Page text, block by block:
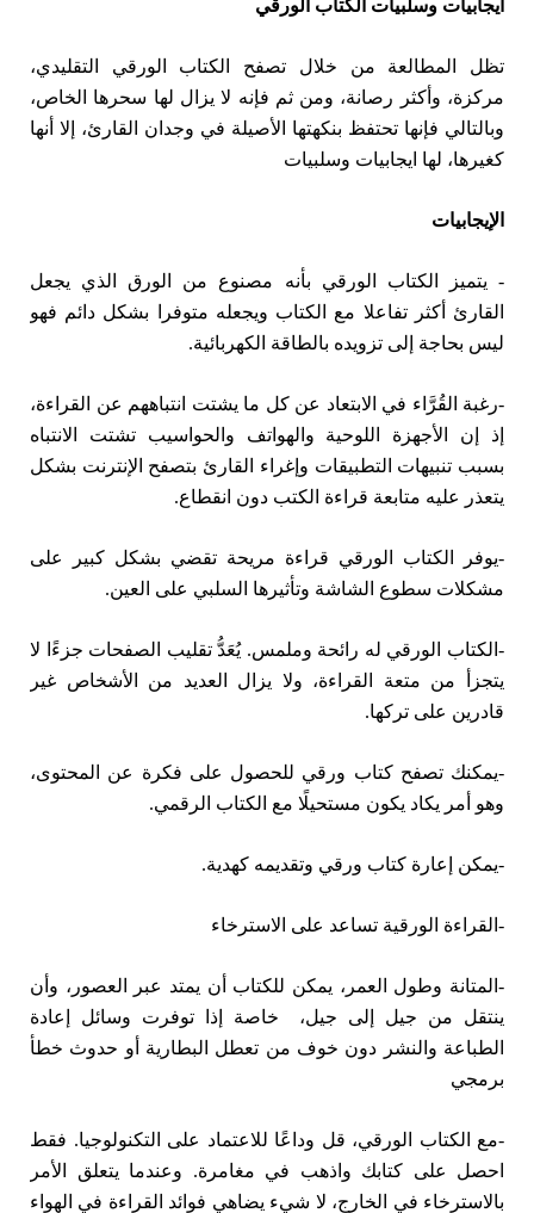
ايجابيات وسلبيات الكتاب الورقي
تظل المطالعة من خلال تصفح الكتاب الورقي التقليدي،
مركزة، وأكثر رصانة، ومن ثم فإنه لا يزال لها سحرها الخاص،
وبالتالي فإنها تحتفظ بنكهتها الأصيلة في وجدان القارئ، إلا أنها
كغيرها، لها ايجابيات وسلبيات
الإيجابيات
- يتميز الكتاب الورقي بأنه مصنوع من الورق الذي يجعل
القارئ أكثر تفاعلا مع الكتاب ويجعله متوفرا بشكل دائم فهو
ليس بحاجة إلى تزويده بالطاقة الكهربائية.
-رغبة القُرَّاء في الابتعاد عن كل ما يشتت انتباههم عن القراءة،
إذ إن الأجهزة اللوحية والهواتف والحواسيب تشتت الانتباه
بسبب تنبيهات التطبيقات وإغراء القارئ بتصفح الإنترنت بشكل
يتعذر عليه متابعة قراءة الكتب دون انقطاع.
-يوفر الكتاب الورقي قراءة مريحة تقضي بشكل كبير على
مشكلات سطوع الشاشة وتأثيرها السلبي على العين.
-الكتاب الورقي له رائحة وملمس. يُعَدُّ تقليب الصفحات جزءًا لا
يتجزأ من متعة القراءة، ولا يزال العديد من الأشخاص غير
قادرين على تركها.
-يمكنك تصفح كتاب ورقي للحصول على فكرة عن المحتوى،
وهو أمر يكاد يكون مستحيلًا مع الكتاب الرقمي.
-يمكن إعارة كتاب ورقي وتقديمه كهدية.
-القراءة الورقية تساعد على الاسترخاء
-المتانة وطول العمر، يمكن للكتاب أن يمتد عبر العصور، وأن
ينتقل من جيل إلى جيل، خاصة إذا توفرت وسائل إعادة
الطباعة والنشر دون خوف من تعطل البطارية أو حدوث خطأ
برمجي
-مع الكتاب الورقي، قل وداعًا للاعتماد على التكنولوجيا. فقط
احصل على كتابك واذهب في مغامرة. وعندما يتعلق الأمر
بالاسترخاء في الخارج، لا شيء يضاهي فوائد القراءة في الهواء